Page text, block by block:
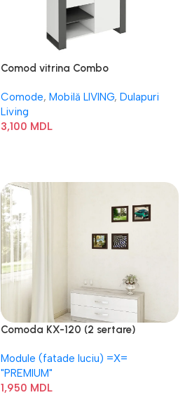
Comod vitrina Combo
Comode, Mobilă LIVING, Dulapuri
Living
3,100 MDL
Comoda KX-120 (2 sertare)
Module (fatade luciu) =Х=
"PREMIUM"
1,950 MDL